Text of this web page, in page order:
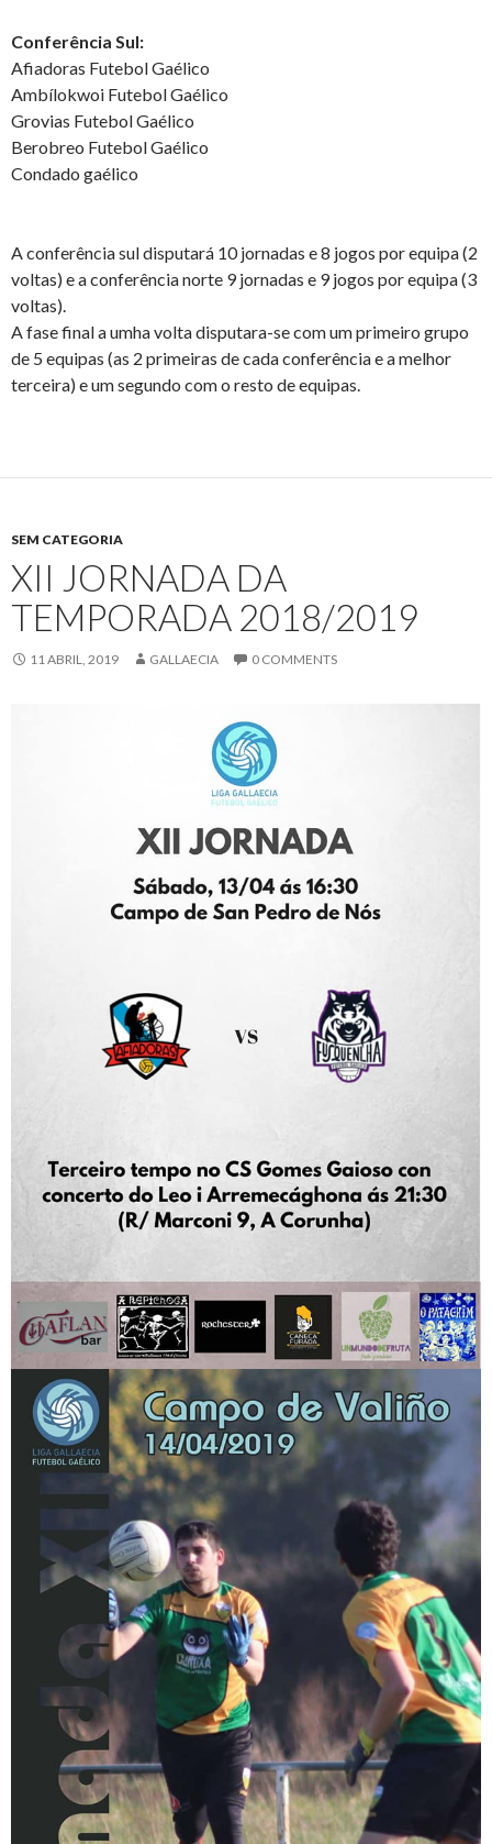
Conferência Sul:
Afiadoras Futebol Gaélico
Ambílokwoi Futebol Gaélico
Grovias Futebol Gaélico
Berobreo Futebol Gaélico
Condado gaélico
A conferência sul disputará 10 jornadas e 8 jogos por equipa (2
voltas) e a conferência norte 9 jornadas e 9 jogos por equipa (3
voltas).
A fase final a umha volta disputara-se com um primeiro grupo
de 5 equipas (as 2 primeiras de cada conferência e a melhor
terceira) e um segundo com o resto de equipas.
SEM CATEGORIA
XII JORNADA DA
TEMPORADA 2018/2019
11 ABRIL, 2019 GALLAECIA 0 COMMENTS